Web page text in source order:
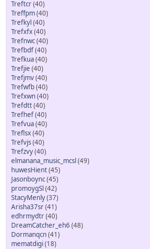
Treftcr(40)
Treffpm(40)
Trefkyl(40)
Trefxfx(40)
Trefnwc(40)
Trefbdf(40)
Trefkua(40)
Trefjie (40)
Trefjmv(40)
Trefwfb(40)
Trefxwn(40)
Trefdtt(40)
Trefhef(40)
Trefvua(40)
Treflsx(40)
Trefvjs(40)
Trefzvy(40)
elmanana_music_mcsl(49)
huwesHient(45)
Jasonboync(45)
promoygSl(42)
StacyMenly(37)
Arisha37sr(41)
edhrmydtr(40)
DreamCatcher_eh6 (48)
Dormanqcn(41)
mematdigi(18)